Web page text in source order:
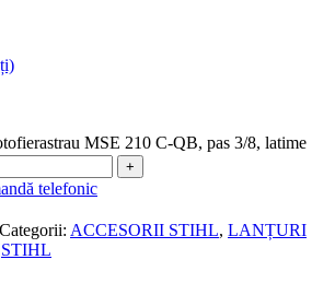
MSE 210 C-QB, pas 3/8, latime
telefonic
Categorii: ACCESORII STIHL, LANȚURI
STIHL